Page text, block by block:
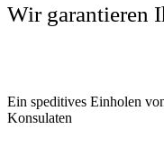
Wir garantieren
Ein speditives Einholen
Konsulaten